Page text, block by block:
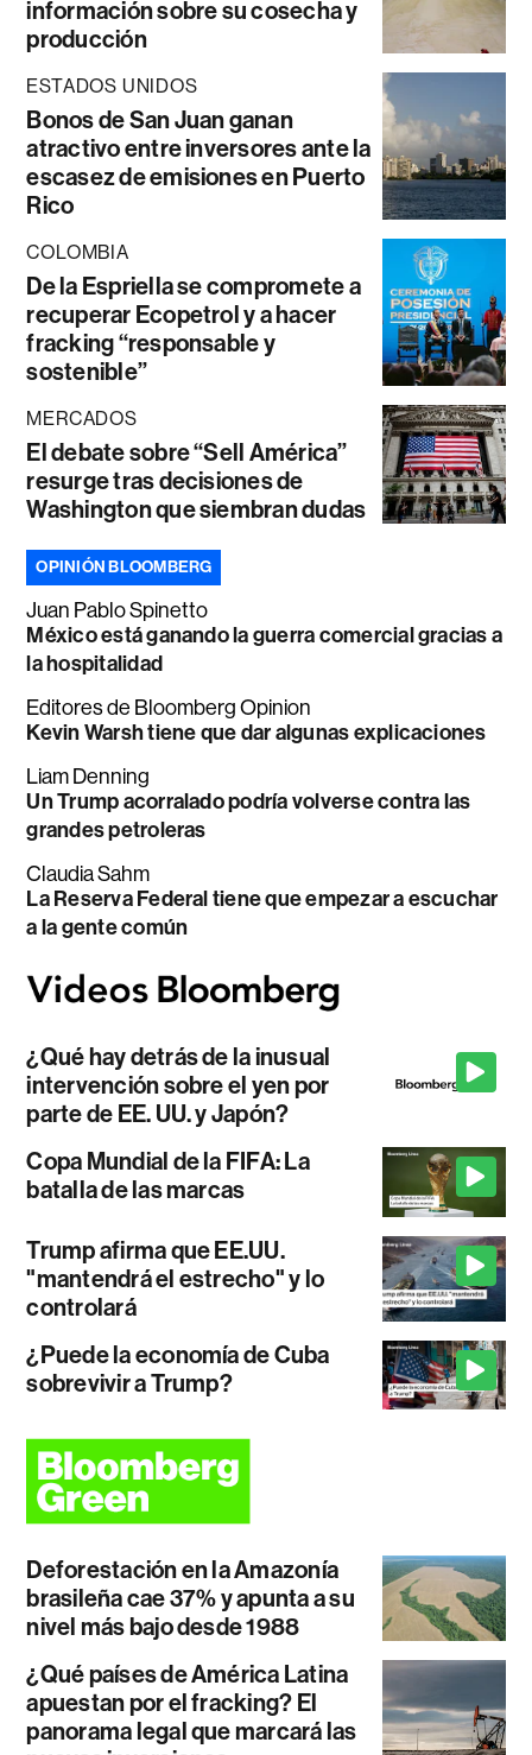
información sobre su cosecha y
producción
ESTADOS UNIDOS
Bonos de San Juan ganan
atractivo entre inversores ante la
escasez de emisiones en Puerto
Rico
COLOMBIA
De la Espriella se compromete a
recuperar Ecopetrol y a hacer
fracking “responsable y
sostenible”
MERCADOS
El debate sobre “Sell América”
resurge tras decisiones de
Washington que siembran dudas
OPINIÓN BLOOMBERG
Juan Pablo Spinetto
México está ganando la guerra comercial gracias a
la hospitalidad
Editores de Bloomberg Opinion
Kevin Warsh tiene que dar algunas explicaciones
Liam Denning
Un Trump acorralado podría volverse contra las
grandes petroleras
Claudia Sahm
La Reserva Federal tiene que empezar a escuchar
a la gente común
¿Qué hay detrás de la inusual
intervención sobre el yen por
parte de EE. UU. y Japón?
Copa Mundial de la FIFA: La
batalla de las marcas
Trump afirma que EE.UU.
"mantendrá el estrecho" y lo
controlará
¿Puede la economía de Cuba
sobrevivir a Trump?
Deforestación en la Amazonía
brasileña cae 37% y apunta a su
nivel más bajo desde 1988
¿Qué países de América Latina
apuestan por el fracking? El
panorama legal que marcará las